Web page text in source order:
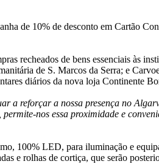
de 10% de desconto em Cartão
recheados de bens essenciais às
de S. Marcos da Serra; e
diários da nova loja Continente
a reforçar a nossa presença no
nos essa proximidade e
100% LED, para iluminação e
e rolhas de cortiça, que serão